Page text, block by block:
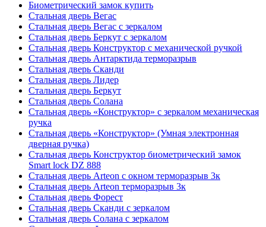
Биометрический замок купить
Стальная дверь Вегас
Стальная дверь Вегас с зеркалом
Стальная дверь Беркут с зеркалом
Стальная дверь Конструктор с механической ручкой
Стальная дверь Антарктида терморазрыв
Стальная дверь Сканди
Стальная дверь Лидер
Стальная дверь Беркут
Стальная дверь Солана
Стальная дверь «Конструктор» с зеркалом механическая
ручка
Стальная дверь «Конструктор» (Умная электронная
дверная ручка)
Стальная дверь Конструктор биометрический замок
Smart lock DZ 888
Стальная дверь Arteon с окном терморазрыв 3к
Стальная дверь Arteon терморазрыв 3к
Стальная дверь Форест
Стальная дверь Сканди с зеркалом
Стальная дверь Солана с зеркалом